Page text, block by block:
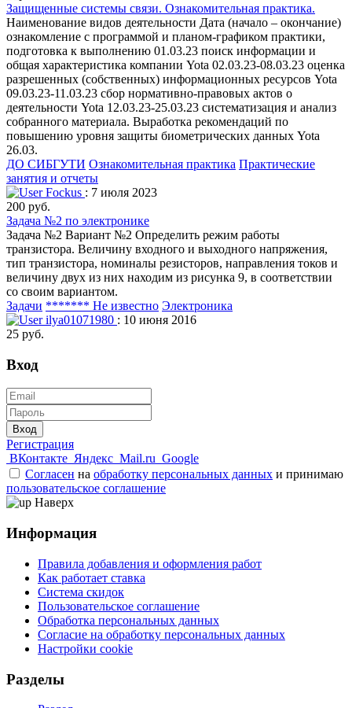
Защищенные системы связи. Ознакомительная практика.
Наименование видов деятельности Дата (начало – окончание)
ознакомление с программой и планом-графиком практики,
подготовка к выполнению 01.03.23 поиск информации и
общая характеристика компании Yota 02.03.23-08.03.23 оценка
разрешенных (собственных) информационных ресурсов Yota
09.03.23-11.03.23 сбор нормативно-правовых актов о
деятельности Yota 12.03.23-25.03.23 систематизация и анализ
собранного материала. Выработка рекомендаций по
повышению уровня защиты биометрических данных Yota
26.03.
ДО СИБГУТИ Ознакомительная практика Практические
занятия и отчеты
Fockus : 7 июля 2023
200 руб.
Задача №2 по электронике
Задача №2 Вариант №2 Определить режим работы
транзистора. Величину входного и выходного напряжения,
тип транзистора, номиналы резисторов, направления токов и
величину двух из них находим из рисунка 9, в соответствии
со своим вариантом.
Задачи ******* Не известно Электроника
ilya01071980 : 10 июня 2016
25 руб.
Вход
Вход
Регистрация
ВКонтакте Яндекс Mail.ru Google
Согласен на обработку персональных данных и принимаю
пользовательское соглашение
Наверх
Информация
Правила добавления и оформления работ
Как работает ставка
Система скидок
Пользовательское соглашение
Обработка персональных данных
Согласие на обработку персональных данных
Настройки cookie
Разделы